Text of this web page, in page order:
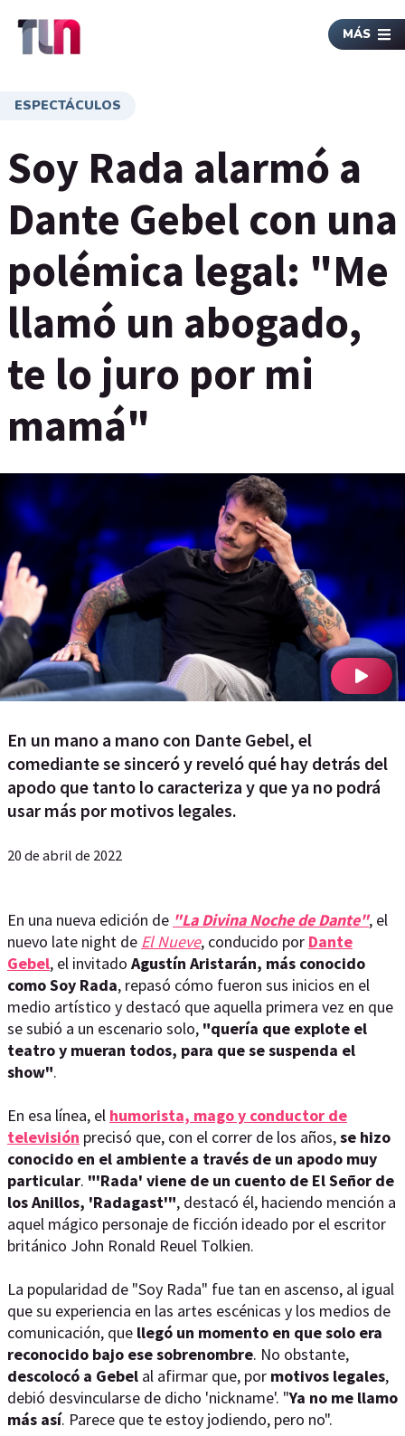
MÁS
ESPECTÁCULOS
Soy Rada alarmó a
Dante Gebel con una
polémica legal: "Me
llamó un abogado,
te lo juro por mi
mamá"
En un mano a mano con Dante Gebel, el
comediante se sinceró y reveló qué hay detrás del
apodo que tanto lo caracteriza y que ya no podrá
usar más por motivos legales.
20 de abril de 2022
En una nueva edición de "La Divina Noche de Dante", el
nuevo late night de El Nueve, conducido por Dante
Gebel, el invitado Agustín Aristarán, más conocido
como Soy Rada, repasó cómo fueron sus inicios en el
medio artístico y destacó que aquella primera vez en que
se subió a un escenario solo, "quería que explote el
teatro y mueran todos, para que se suspenda el
show".
En esa línea, el humorista, mago y conductor de
televisión precisó que, con el correr de los años,se hizo
conocido en el ambiente a través de un apodo muy
particular. "'Rada' viene de un cuento de El Señor de
los Anillos, 'Radagast'", destacó él, haciendo mención a
aquel mágico personaje de ficción ideado por el escritor
británico John Ronald Reuel Tolkien.
La popularidad de "Soy Rada" fue tan en ascenso, al igual
que su experiencia en las artes escénicas y los medios de
comunicación, que llegó un momento en que solo era
reconocido bajo ese sobrenombre. No obstante,
descolocó a Gebel al afirmar que, por motivos legales,
debió desvincularse de dicho 'nickname'. "Ya no me llamo
más así. Parece que te estoy jodiendo, pero no".